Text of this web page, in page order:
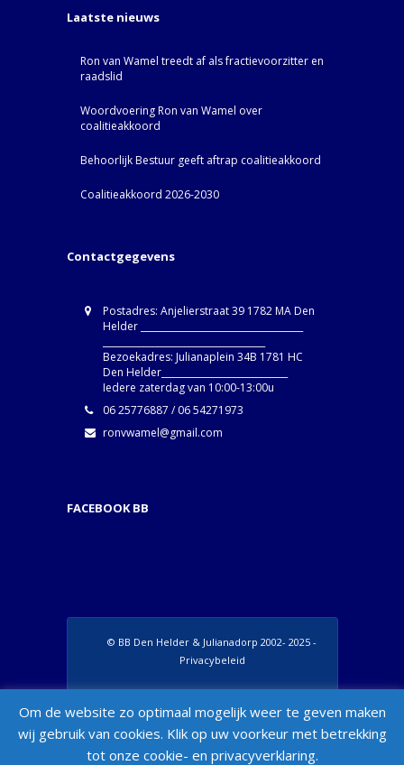
Laatste nieuws
Ron van Wamel treedt af als fractievoorzitter en
raadslid
Woordvoering Ron van Wamel over
coalitieakkoord
Behoorlijk Bestuur geeft aftrap coalitieakkoord
Coalitieakkoord 2026-2030
Contactgegevens
Postadres: Anjelierstraat 39 1782 MA Den
Helder ____________________________________
Bezoekadres: Julianaplein 34B 1781 HC
Den Helder____________________________
Iedere zaterdag van 10:00-13:00u
06 25776887 / 06 54271973
ronvwamel@gmail.com
FACEBOOK BB
© BB Den Helder & Julianadorp 2002- 2025 -
Privacybeleid
Appearance > Menus > "Manage Locations"
Om de website zo optimaal mogelijk weer te geven maken
wij gebruik van cookies. Klik op uw voorkeur met betrekking
tot onze cookie- en privacyverklaring.